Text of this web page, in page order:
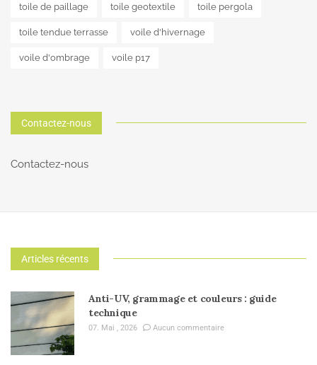
toile de paillage toile geotextile toile pergola
toile tendue terrasse voile d'hivernage
voile d'ombrage voile p17
Contactez-nous
Contactez-nous
Articles récents
Anti-UV, grammage et couleurs : guide
technique
07. Mai , 2026 Aucun commentaire